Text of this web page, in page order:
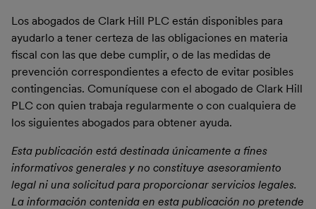
Los abogados de Clark Hill PLC están disponibles para
ayudarlo a tener certeza de las obligaciones en materia
fiscal con las que debe cumplir, o de las medidas de
prevención correspondientes a efecto de evitar posibles
contingencias. Comuníquese con el abogado de Clark Hill
PLC con quien trabaja regularmente o con cualquiera de
los siguientes abogados para obtener ayuda.
Esta publicación está destinada únicamente a fines
informativos generales y no constituye asesoramiento
legal ni una solicitud para proporcionar servicios legales.
La información contenida en esta publicación no pretende